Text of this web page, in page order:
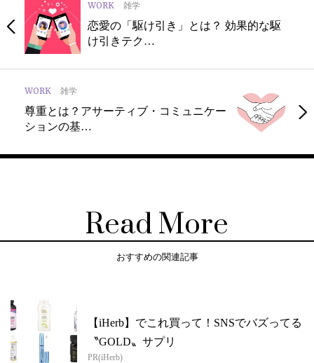
WORK 雑学
恋愛の「駆け引き」とは？ 効果的な駆
け引きテク…
WORK 雑学
尊重とは？アサーティブ・コミュニケー
ションの基…
Read More
おすすめの関連記事
【iHerb】でこれ買って！SNSでバズってる
〝GOLD〟サプリ
PR(iHerb)